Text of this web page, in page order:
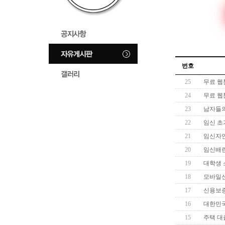
번호
25
무료 웹
24
무료 웹
23
남자들
22
임신 초
21
임신자
20
임신배
19
대학생
18
모바일
17
신용보
16
대한민
15
주택 대